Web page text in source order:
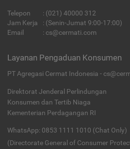
Telepon : (021) 40000 312
Jam Kerja
: (Senin-Jumat 9:00-17:00)
Email
: cs@cermati.com
Layanan Pengaduan Konsumen
PT Agregasi Cermat Indonesia -
Direktorat Jenderal Perlindungan
Konsumen dan Tertib Niaga
Kementerian Perdagangan RI
WhatsApp: 0853 1111 1010 (Chat Only)
(Directorate General of Consumer